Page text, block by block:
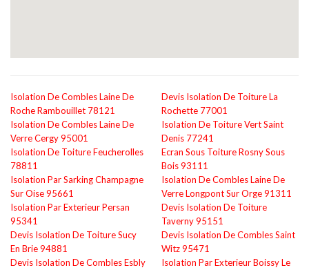
Isolation De Combles Laine De
Roche Rambouillet 78121
Isolation De Combles Laine De
Verre Cergy 95001
Isolation De Toiture Feucherolles
78811
Isolation Par Sarking Champagne
Sur Oise 95661
Isolation Par Exterieur Persan
95341
Devis Isolation De Toiture Sucy
En Brie 94881
Devis Isolation De Combles Esbly
Devis Isolation De Toiture La
Rochette 77001
Isolation De Toiture Vert Saint
Denis 77241
Ecran Sous Toiture Rosny Sous
Bois 93111
Isolation De Combles Laine De
Verre Longpont Sur Orge 91311
Devis Isolation De Toiture
Taverny 95151
Devis Isolation De Combles Saint
Witz 95471
Isolation Par Exterieur Boissy Le